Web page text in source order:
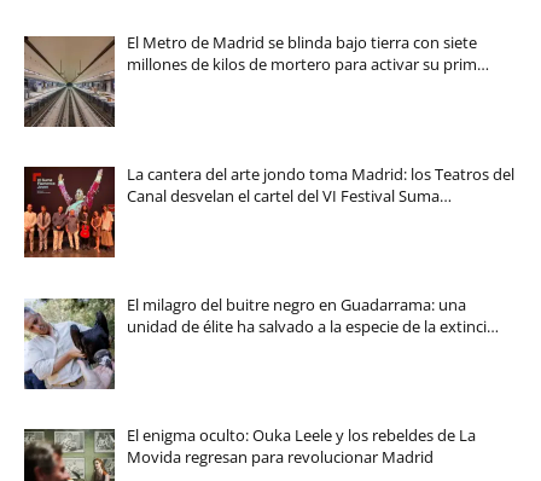
El Metro de Madrid se blinda bajo tierra con siete
millones de kilos de mortero para activar su prim…
La cantera del arte jondo toma Madrid: los Teatros del
Canal desvelan el cartel del VI Festival Suma…
El milagro del buitre negro en Guadarrama: una
unidad de élite ha salvado a la especie de la extinci…
El enigma oculto: Ouka Leele y los rebeldes de La
Movida regresan para revolucionar Madrid